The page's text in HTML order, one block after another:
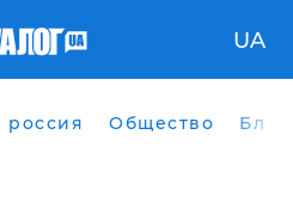
UA
россия Общество